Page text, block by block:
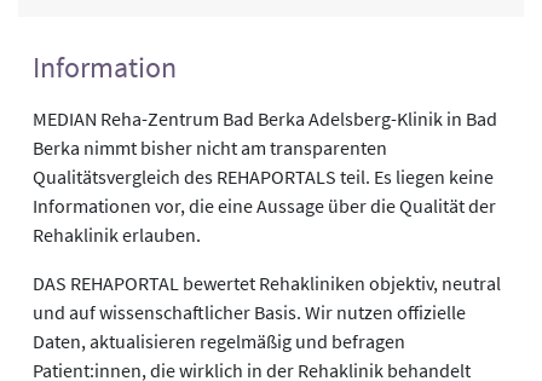
Information
MEDIAN Reha-Zentrum Bad Berka Adelsberg-Klinik in Bad
Berka nimmt bisher nicht am transparenten
Qualitätsvergleich des REHAPORTALS teil. Es liegen keine
Informationen vor, die eine Aussage über die Qualität der
Rehaklinik erlauben.
DAS REHAPORTAL bewertet Rehakliniken objektiv, neutral
und auf wissenschaftlicher Basis. Wir nutzen offizielle
Daten, aktualisieren regelmäßig und befragen
Patient:innen, die wirklich in der Rehaklinik behandelt